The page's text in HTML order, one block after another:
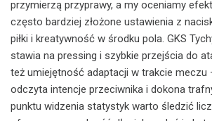
przymierzą przyprawy, a my oceniamy
często bardziej złożone ustawienia z
piłki i kreatywność w środku pola. GKS
stawia na pressing i szybkie przejścia do
też umiejętność adaptacji w trakcie meczu
odczyta intencje przeciwnika i dokona
punktu widzenia statystyk warto śledzić